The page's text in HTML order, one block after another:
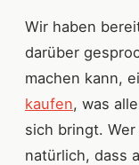
Wir haben
darüber
machen kann,
kaufen, was
sich bringt.
natürlich, dass